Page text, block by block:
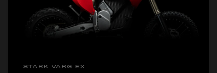
STARK VARG EX